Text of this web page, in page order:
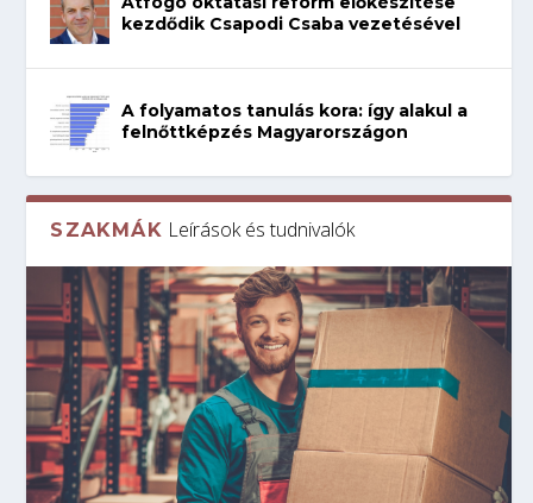
kezdődik Csapodi Csaba vezetésével
A folyamatos tanulás kora: így alakul a
felnőttképzés Magyarországon
SZAKMÁK Leírások és tudnivalók